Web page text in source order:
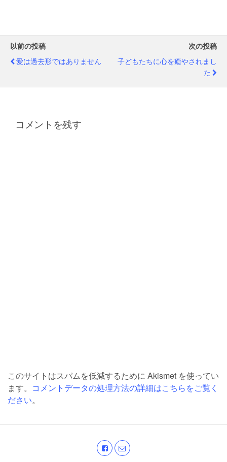
以前の投稿
愛は過去形ではありません
次の投稿
子どもたちに心を癒やされまし
た
コメントを残す
このサイトはスパムを低減するために Akismet を使ってい
ます。 コメントデータの処理方法の詳細はこちらをご覧く
ださい。